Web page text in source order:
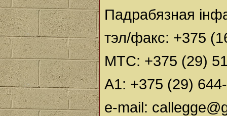
Падрабязная
тэл/факс: +375
МТС: +375 (29)
А1: +375 (29)
e-mail: